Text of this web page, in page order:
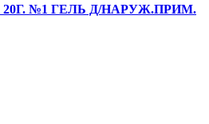
№1 ГЕЛЬ Д/НАРУЖ.ПРИМ.